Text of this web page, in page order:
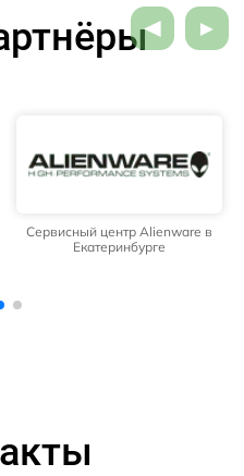
Сервисный центр Alienware в
Екатеринбурге